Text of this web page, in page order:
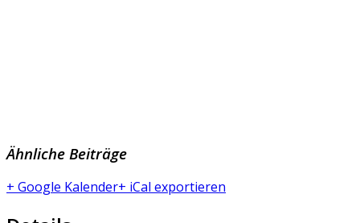
Ähnliche Beiträge
+ Google Kalender+ iCal exportieren